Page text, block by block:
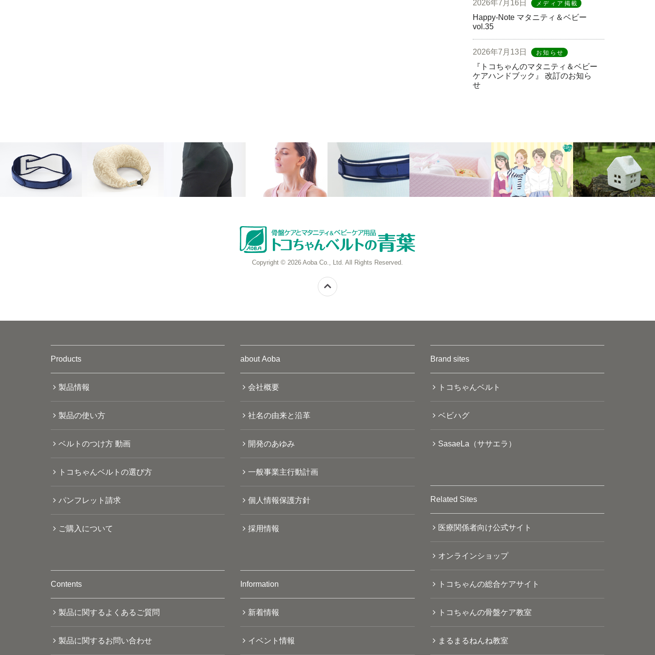
2026年7月16日 メディア掲載
Happy-Note マタニティ＆ベビー
vol.35
2026年7月13日 お知らせ
『トコちゃんのマタニティ＆ベビー
ケアハンドブック』 改訂のお知ら
せ
Copyright © 2026 Aoba Co., Ltd. All Rights Reserved.
Products
製品情報
製品の使い方
ベルトのつけ方 動画
トコちゃんベルトの選び方
パンフレット請求
ご購入について
Contents
製品に関するよくあるご質問
製品に関するお問い合わせ
about Aoba
会社概要
社名の由来と沿革
開発のあゆみ
一般事業主行動計画
個人情報保護方針
採用情報
Information
新着情報
イベント情報
Brand sites
トコちゃんベルト
ベビハグ
SasaeLa（ササエラ）
Related Sites
医療関係者向け公式サイト
オンラインショップ
トコちゃんの総合ケアサイト
トコちゃんの骨盤ケア教室
まるまるねんね教室